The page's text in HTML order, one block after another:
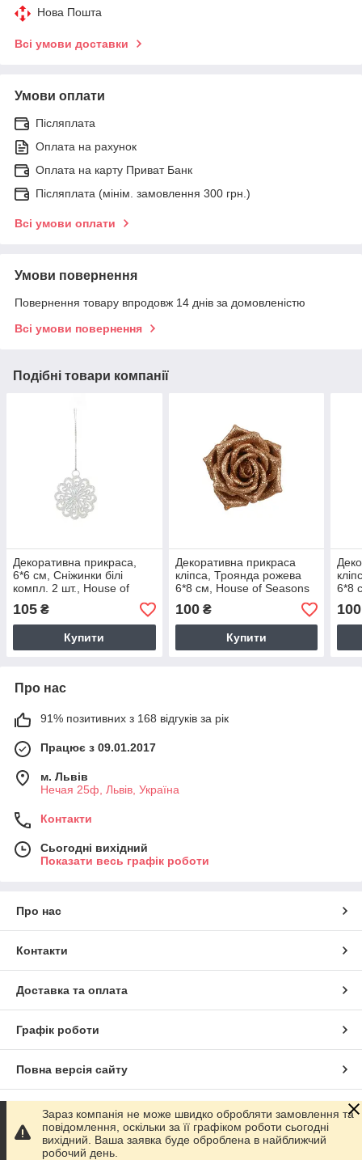
Нова Пошта
Всі умови доставки
Умови оплати
Післяплата
Оплата на рахунок
Оплата на карту Приват Банк
Післяплата (мінім. замовлення 300 грн.)
Всі умови оплати
Умови повернення
Повернення товару впродовж 14 днів за домовленістю
Всі умови повернення
Подібні товари компанії
Декоративна прикраса,
6*6 см, Сніжинки білі
компл. 2 шт., House of
Seasons
105 ₴
Купити
Декоративна прикраса
кліпса, Троянда рожева
6*8 см, House of Seasons
100₴
Купити
6*8
100
Про нас
91% позитивних з 168 відгуків за рік
Працює з 09.01.2017
м. Львів
Нечая 25ф, Львів, Україна
Контакти
Сьогодні вихідний
Показати весь графік роботи
Про нас
Контакти
Доставка та оплата
Графік роботи
Повна версія сайту
Сайт створено на маркетплейсіProm.ua
Політика конфіденційності
Зараз компанія не може швидко обробляти замовлення та
повідомлення, оскільки за її графіком роботи сьогодні
вихідний. Ваша заявка буде оброблена в найближчий
робочий день.